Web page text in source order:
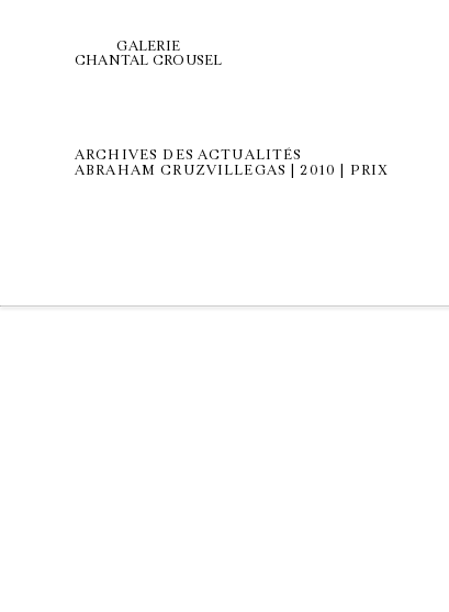
GALERIE
CHANTAL CROUSEL
ARCHIVES DES ACTUALITÉS
ABRAHAM CRUZVILLEGAS | 2010 | PRIX